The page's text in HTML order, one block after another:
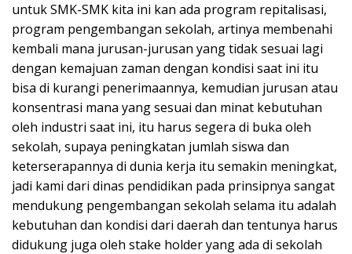
untuk SMK-SMK kita ini kan ada program repitalisasi,
program pengembangan sekolah, artinya membenahi
kembali mana jurusan-jurusan yang tidak sesuai lagi
dengan kemajuan zaman dengan kondisi saat ini itu
bisa di kurangi penerimaannya, kemudian jurusan atau
konsentrasi mana yang sesuai dan minat kebutuhan
oleh industri saat ini, itu harus segera di buka oleh
sekolah, supaya peningkatan jumlah siswa dan
keterserapannya di dunia kerja itu semakin meningkat,
jadi kami dari dinas pendidikan pada prinsipnya sangat
mendukung pengembangan sekolah selama itu adalah
kebutuhan dan kondisi dari daerah dan tentunya harus
didukung juga oleh stake holder yang ada di sekolah